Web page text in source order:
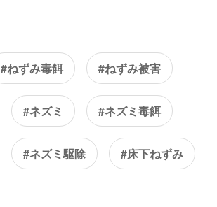
#ねずみ毒餌 #ねずみ被害
#ネズミ #ネズミ毒餌
#ネズミ駆除 #床下ねずみ